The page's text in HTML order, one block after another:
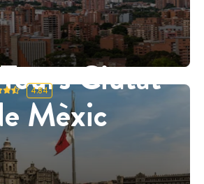
Ciutat
Mèxic
4.84